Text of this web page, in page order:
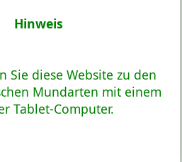
Hinweis
Sie diese Website zu den
Mundarten mit einem
Tablet-Computer.